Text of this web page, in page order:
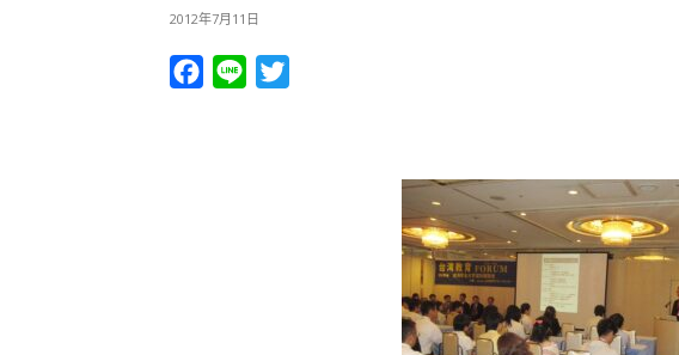
2012年7月11日
Facebook
Line